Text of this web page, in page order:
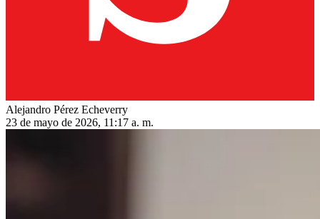
Alejandro Pérez Echeverry
23 de mayo de 2026, 11:17 a. m.